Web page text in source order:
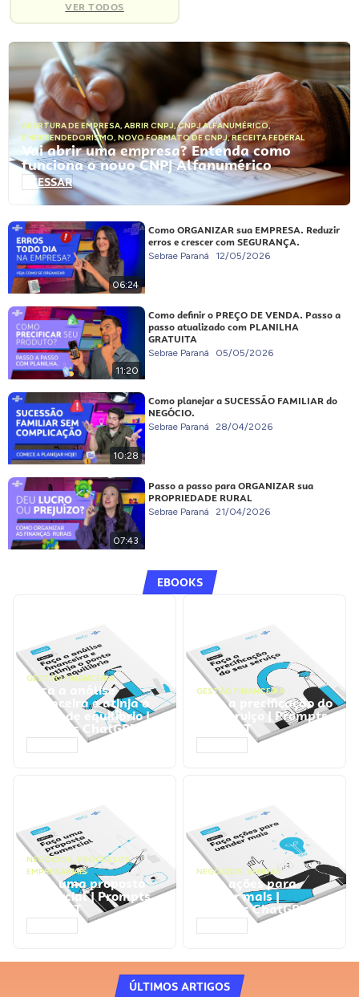
VER TODOS
ABERTURA DE EMPRESA, ABRIR CNPJ,CNPJ ALFANUMÉRICO,
EMPREENDEDORISMO, NOVO FORMATO DE CNPJ,RECEITA FEDERAL
Vai abrir uma empresa? Entenda como
funciona o novo CNPJ Alfanumérico
ACESSAR
06:24
Como ORGANIZAR sua EMPRESA. Reduzir
erros e crescer com SEGURANÇA.
Sebrae Paraná 12/05/2026
11:20
Como definir o PREÇO DE VENDA. Passo a
passo atualizado com PLANILHA
GRATUITA
Sebrae Paraná 05/05/2026
10:28
Como planejar a SUCESSÃO FAMILIAR do
NEGÓCIO.
Sebrae Paraná 28/04/2026
07:43
Passo a passo para ORGANIZAR sua
PROPRIEDADE RURAL
Sebrae Paraná 21/04/2026
EBOOKS
GESTÃO FINANCEIRA
Faça a análise
financeira e atinja o
ponto de equilíbrio |
Prompts ChatGPT
GESTÃO FINANCEIRA
Faça a precificação do
seu serviço | Prompts
ChatGPT
NEGÓCIOS, PROCESSOS
EMPRESARIAIS
Faça uma proposta
comercial | Prompts
ChatGPT
NEGÓCIOS, VENDAS
Faça ações para
vender mais |
Prompts ChatGPT
ÚLTIMOS ARTIGOS